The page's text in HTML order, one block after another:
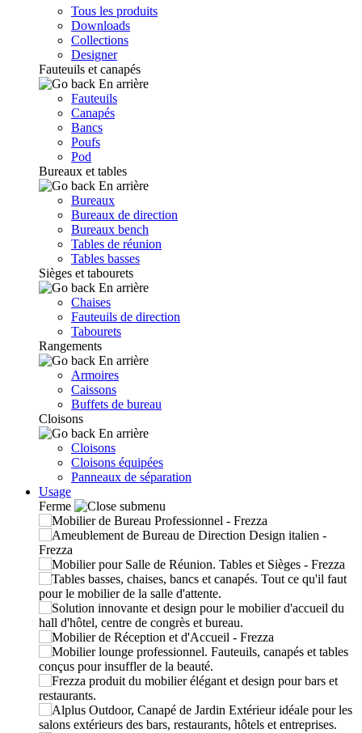
Tous les produits
Downloads
Collections
Designer
Fauteuils et canapés
En arrière
Fauteuils
Canapés
Bancs
Poufs
Pod
Bureaux et tables
En arrière
Bureaux
Bureaux de direction
Bureaux bench
Tables de réunion
Tables basses
Sièges et tabourets
En arrière
Chaises
Fauteuils de direction
Tabourets
Rangements
En arrière
Armoires
Caissons
Buffets de bureau
Cloisons
En arrière
Cloisons
Cloisons équipées
Panneaux de séparation
Usage
Ferme